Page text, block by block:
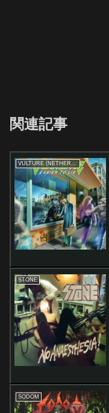
関連記事
VULTURE (NETHERLANDS)
STONE
SODOM